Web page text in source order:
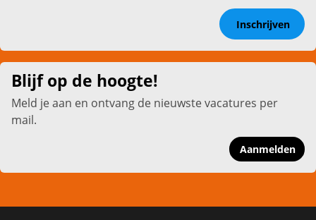
Inschrijven
Blijf op de hoogte!
Meld je aan en ontvang de nieuwste vacatures per
mail.
Aanmelden